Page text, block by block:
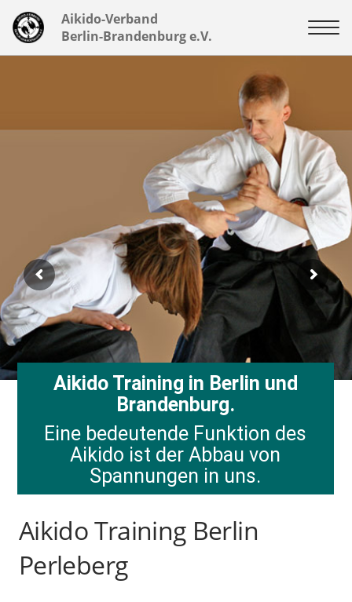
Aikido-Verband
Berlin-Brandenburg e.V.
Aikido Training in Berlin und
Brandenburg.
Eine bedeutende Funktion des
Aikido ist der Abbau von
Spannungen in uns.
Aikido Training Berlin
Perleberg